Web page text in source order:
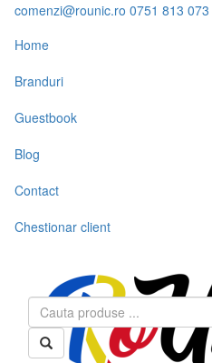
comenzi@rounic.ro 0751 813 073
Home
Branduri
Guestbook
Blog
Contact
Chestionar client